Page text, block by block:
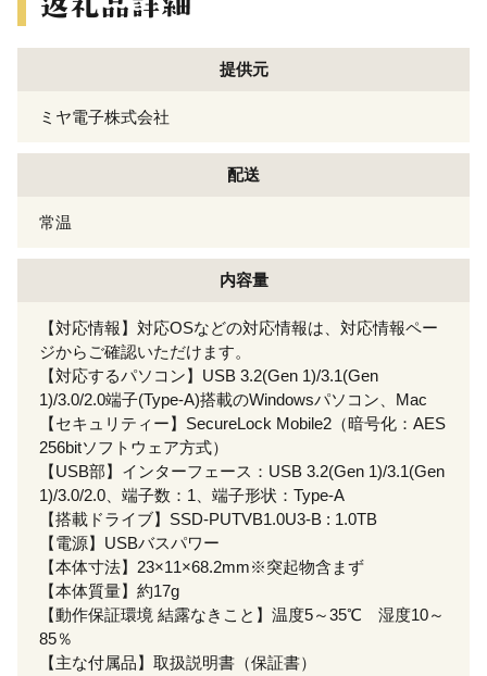
提供元
ミヤ電子株式会社
配送
常温
内容量
【対応情報】対応OSなどの対応情報は、対応情報ペー
ジからご確認いただけます。
【対応するパソコン】USB 3.2(Gen 1)/3.1(Gen
1)/3.0/2.0端子(Type-A)搭載のWindowsパソコン、Mac
【セキュリティー】SecureLock Mobile2（暗号化：AES
256bitソフトウェア方式）
【USB部】インターフェース：USB 3.2(Gen 1)/3.1(Gen
1)/3.0/2.0、端子数：1、端子形状：Type-A
【搭載ドライブ】SSD-PUTVB1.0U3-B : 1.0TB
【電源】USBバスパワー
【本体寸法】23×11×68.2mm※突起物含まず
【本体質量】約17g
【動作保証環境 結露なきこと】温度5～35℃ 湿度10～
85％
【主な付属品】取扱説明書（保証書）